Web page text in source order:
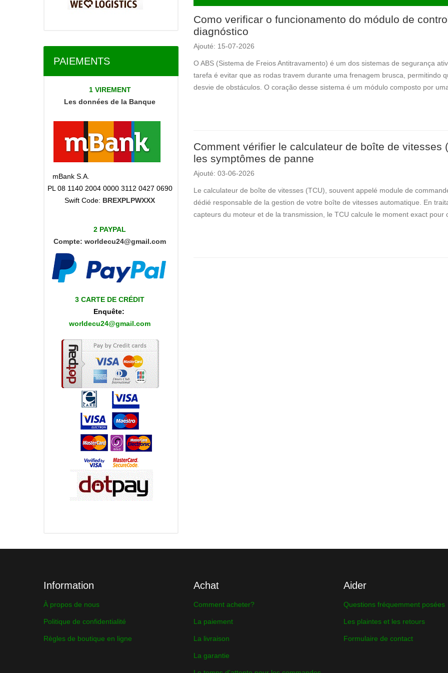
PAIEMENTS
1 VIREMENT
Les données de la Banque
mBank S.A.
PL 08 1140 2004 0000 3112 0427 0690
Swift Code: BREXPLPWXXX
2 PAYPAL
Compte: worldecu24@gmail.com
3 CARTE DE CRÉDIT
Enquête:
worldecu24@gmail.com
Como verificar o funcionamento do módulo de
diagnóstico
Ajouté: 15-07-2026
O ABS (Sistema de Freios Antitravamento) é um dos sistemas de segurança
tarefa é evitar que as rodas travem durante uma frenagem brusca, permitindo
desvie de obstáculos. O coração desse sistema é um módulo composto por uma
Comment vérifier le calculateur de boîte de vitesses
les symptômes de panne
Ajouté: 03-06-2026
Le calculateur de boîte de vitesses (TCU), souvent appelé module de
dédié responsable de la gestion de votre boîte de vitesses automatique. En
capteurs du moteur et de la transmission, le TCU calcule le moment exact pour
Information
À propos de nous
Politique de confidentialité
Règles de boutique en ligne
Achat
Comment acheter?
La paiement
La livraison
La garantie
Aider
Questions fréquemment posées
Les plaintes et les retours
Formulaire de contact